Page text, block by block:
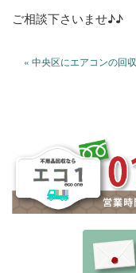
ご相談下さいませ♪♪
« 中央区にエアコンの回収